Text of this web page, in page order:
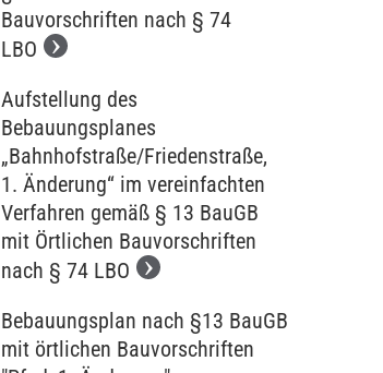
Bauvorschriften nach § 74
LBO
Aufstellung des
Bebauungsplanes
„Bahnhofstraße/Friedenstraße,
1. Änderung“ im vereinfachten
Verfahren gemäß § 13 BauGB
mit Örtlichen Bauvorschriften
nach § 74 LBO
Bebauungsplan nach §13 BauGB
mit örtlichen Bauvorschriften